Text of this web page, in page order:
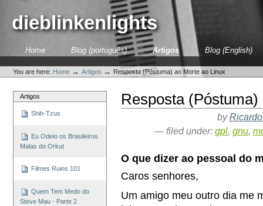
content.dieblinkenlights
SectionsHome Blog (português) Artigos Blog (English)
tools
You are here: Home →Artigos → Resposta (Póstuma) ao Morte ao Linux
Artigos
Shih-Tzus
Eu Odeio os Brasileiros
Malas do Orkut
Filmes Ruins 101
Quem Tem Medo do
Steve Mau - Parte 2
Resposta
by
— filed under: gpl, gnu,
O que dizer ao pessoal do
Caros senhores,
Um amigo meu outro dia me